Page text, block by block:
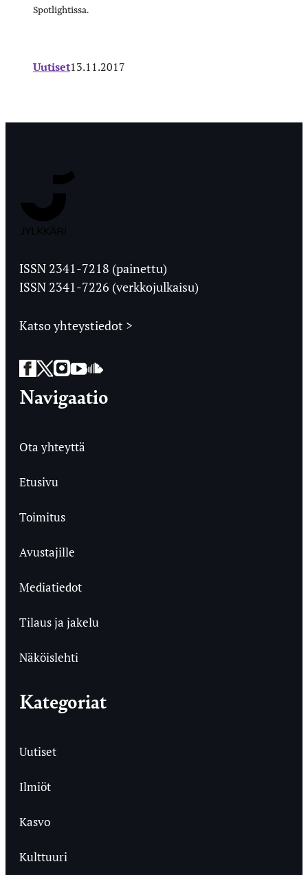
Spotlightissa.
Uutiset13.11.2017
Ylioppilaslehti
ISSN 2341-7218 (painettu)
ISSN 2341-7226 (verkkojulkaisu)
Katso yhteystiedot >
Facebook
Twitter
Instagram
YouTube
SoundCloud
Navigaatio
Ota yhteyttä
Etusivu
Toimitus
Avustajille
Mediatiedot
Tilaus ja jakelu
Näköislehti
Kategoriat
Uutiset
Ilmiöt
Kasvo
Kulttuuri